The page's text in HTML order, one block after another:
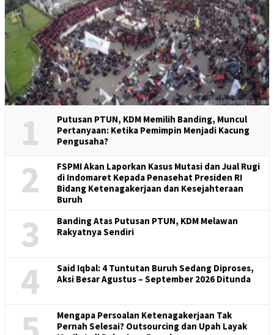
1
Putusan PTUN, KDM Memilih Banding, Muncul
Pertanyaan: Ketika Pemimpin Menjadi Kacung
Pengusaha?
2
FSPMI Akan Laporkan Kasus Mutasi dan Jual Rugi
di Indomaret Kepada Penasehat Presiden RI
Bidang Ketenagakerjaan dan Kesejahteraan
Buruh
3
Banding Atas Putusan PTUN, KDM Melawan
Rakyatnya Sendiri
4
Said Iqbal: 4 Tuntutan Buruh Sedang Diproses,
Aksi Besar Agustus – September 2026 Ditunda
Mengapa Persoalan Ketenagakerjaan Tak
Pernah Selesai? Outsourcing dan Upah Layak